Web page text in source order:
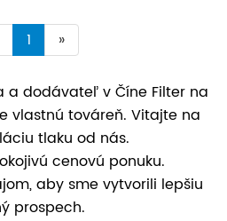
1 »
a dodávateľ v Číne Filter na
vlastnú továreň. Vitajte na
tlaku od nás.
cenovú ponuku.
aby sme vytvorili lepšiu
prospech.